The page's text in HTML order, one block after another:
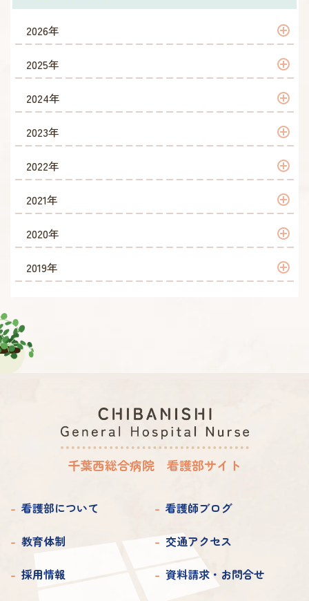
2026年
2026年 5月
2026年 4月
2025年
2025年 4月
2024年
2024年 4月
2023年
2023年 10月
2023年 6月
2023年 4月
2022年
2022年 9月
2022年 8月
2022年 7月
2022年 4月
2021年
2021年 12月
2021年 10月
2021年 5月
2020年
2020年 6月
2019年
2019年 4月
千葉西総合病院 看護部サイト
看護部について
看護師ブログ
教育体制
交通アクセス
採用情報
資料請求・お問合せ